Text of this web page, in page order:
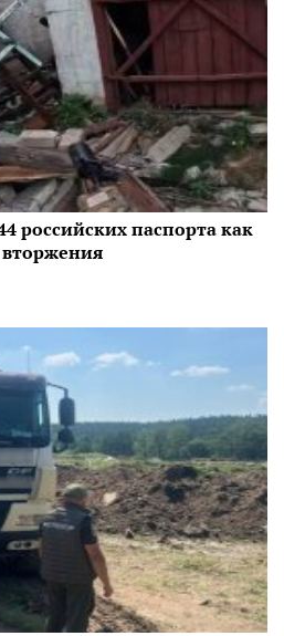
российских паспорта как